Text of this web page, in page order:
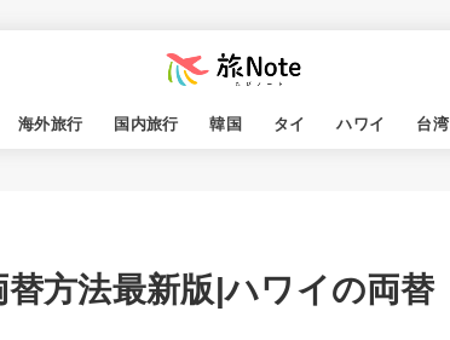
海外旅行 国内旅行 韓国 タイ ハワイ 台湾
方法最新版|ハワイの両替